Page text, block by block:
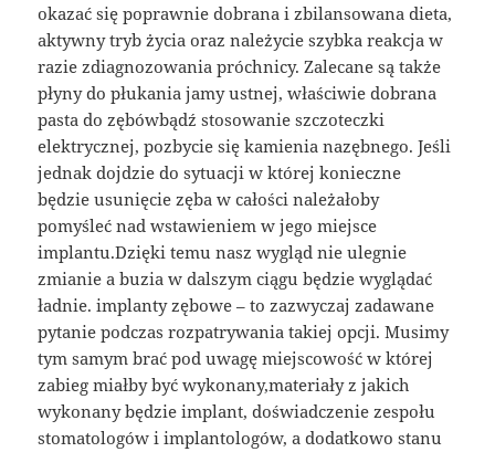
okazać się poprawnie dobrana i zbilansowana dieta,
aktywny tryb życia oraz należycie szybka reakcja w
razie zdiagnozowania próchnicy. Zalecane są także
płyny do płukania jamy ustnej, właściwie dobrana
pasta do zębówbądź stosowanie szczoteczki
elektrycznej, pozbycie się kamienia nazębnego. Jeśli
jednak dojdzie do sytuacji w której konieczne
będzie usunięcie zęba w całości należałoby
pomyśleć nad wstawieniem w jego miejsce
implantu.Dzięki temu nasz wygląd nie ulegnie
zmianie a buzia w dalszym ciągu będzie wyglądać
ładnie. implanty zębowe – to zazwyczaj zadawane
pytanie podczas rozpatrywania takiej opcji. Musimy
tym samym brać pod uwagę miejscowość w której
zabieg miałby być wykonany,materiały z jakich
wykonany będzie implant, doświadczenie zespołu
stomatologów i implantologów, a dodatkowo stanu